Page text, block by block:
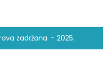
zadržana. - 2025.